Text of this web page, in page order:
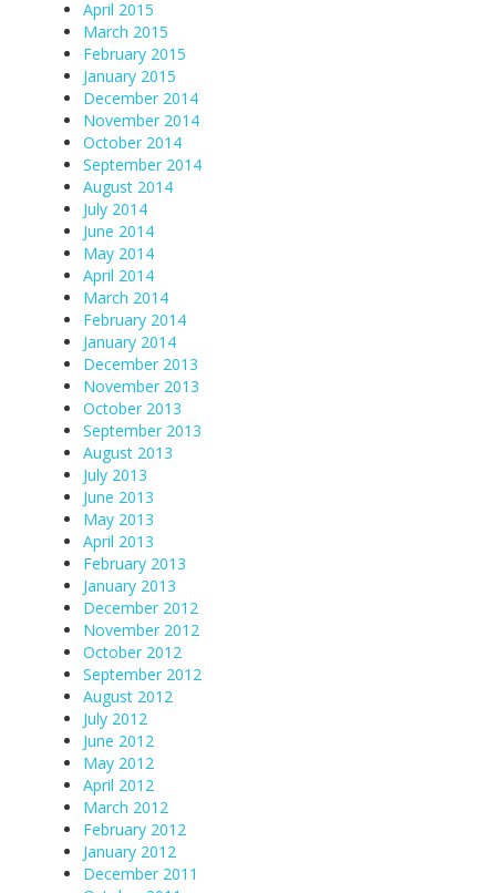
April 2015
March 2015
February 2015
January 2015
December 2014
November 2014
October 2014
September 2014
August 2014
July 2014
June 2014
May 2014
April 2014
March 2014
February 2014
January 2014
December 2013
November 2013
October 2013
September 2013
August 2013
July 2013
June 2013
May 2013
April 2013
February 2013
January 2013
December 2012
November 2012
October 2012
September 2012
August 2012
July 2012
June 2012
May 2012
April 2012
March 2012
February 2012
January 2012
December 2011